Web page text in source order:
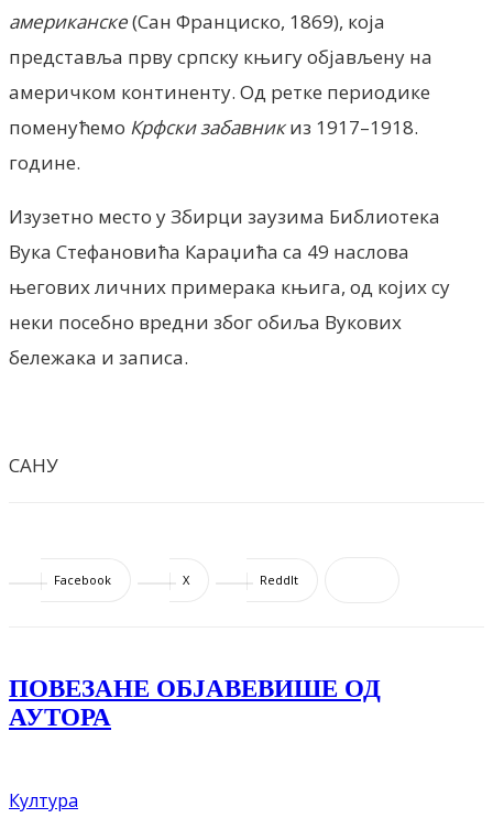
американске(Сан Франциско, 1869), која
представља прву српску књигу објављену на
америчком континенту. Од ретке периодике
поменућемо Крфски забавникиз 1917–1918.
године.
Изузетно место у Збирци заузима Библиотека
Вука Стефановића Караџића са 49 наслова
његових личних примерака књига, од којих су
неки посебно вредни због обиља Вукових
бележака и записа.
САНУ
Facebook X ReddIt
ПОВЕЗАНЕ ОБЈАВЕВИШЕ ОД
АУТОРА
Култура